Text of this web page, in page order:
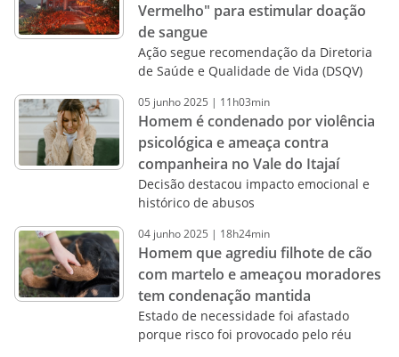
Vermelho" para estimular doação
de sangue
Ação segue recomendação da Diretoria
de Saúde e Qualidade de Vida (DSQV)
05 junho2025 | 11h03min
Homem é condenado por violência
psicológica e ameaça contra
companheira no Vale do Itajaí
Decisão destacou impacto emocional e
histórico de abusos
04 junho2025 | 18h24min
Homem que agrediu filhote de cão
com martelo e ameaçou moradores
tem condenação mantida
Estado de necessidade foi afastado
porque risco foi provocado pelo réu